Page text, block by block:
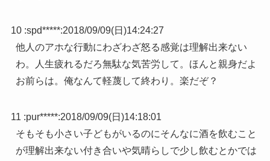
10 :spd*****:2018/09/09(日)14:24:27
他人のアホな行動にわざわざ怒る感覚は理解出来ない
わ。人生疲れるだろ無駄な気苦労して。ほんと親身だよ
お前らは。俺なんて軽蔑して終わり。楽だぞ？
11 :pur*****:2018/09/09(日)14:18:01
そもそも小さい子どもがいるのにそんなに酒を飲むこと
が理解出来ない付き合いや気晴らしで少し飲むとかでは